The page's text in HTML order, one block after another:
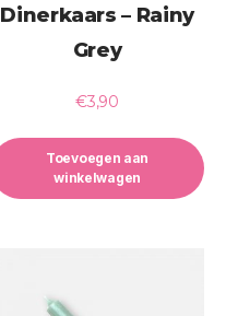
Dinerkaars – Rainy
Grey
€3,90
Toevoegen aan
winkelwagen